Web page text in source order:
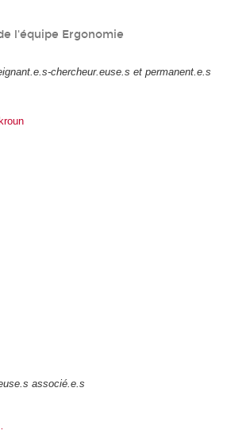
l'équipe Ergonomie
chercheur.euse.s et permanent.e.s
associé.e.s